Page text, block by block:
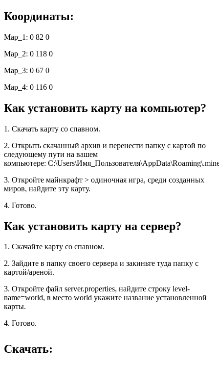
Координаты:
Map_1: 0 82 0
Map_2: 0 118 0
Map_3: 0 67 0
Map_4: 0 116 0
Как установить карту на компьютер?
1. Скачать карту со спавном.
2. Открыть скачанный архив и перенести папку с картой по
следующему пути на вашем
компьютере:
3. Откройте майнкрафт > одиночная игра, среди созданных
миров, найдите эту карту.
4. Готово.
Как установить карту на сервер?
1. Скачайте карту со спавном.
2. Зайдите в папку своего сервера и закиньте туда папку с
картой/ареной.
3. Откройте файл server.properties, найдите строку level-
name=world, в место world укажите название установленной
карты.
4. Готово.
Скачать: